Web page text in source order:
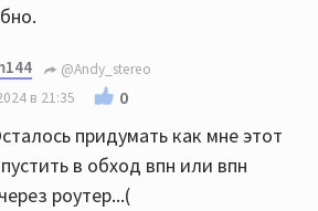
@Andy_stereo
в 21:35
0
придумать как мне этот
в обход впн или впн
роутер...(